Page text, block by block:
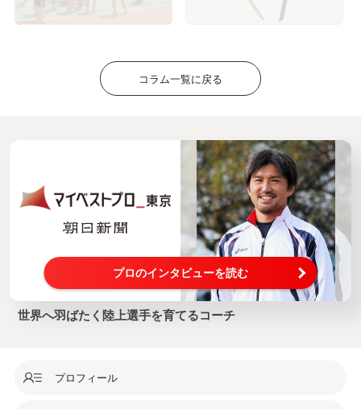
コラム一覧に戻る
プロのインタビューを読む
世界へ羽ばたく陸上選手を育てるコーチ
プロフィール